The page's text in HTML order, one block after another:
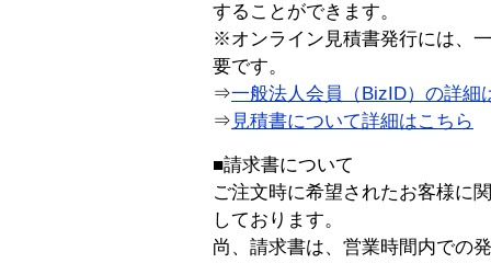
することができます。
※オンライン見積書発行には、
要です。
⇒一般法人会員（BizID）の詳細
⇒ 見積書について詳細はこちら
■請求書について
ご注文時に希望されたお客様に
しております。
尚、請求書は、営業時間内での